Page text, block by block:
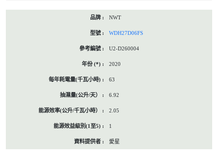
NWT
WDH27D06FS
U2-D260004
2020
63
6.92
2.05
1
愛星